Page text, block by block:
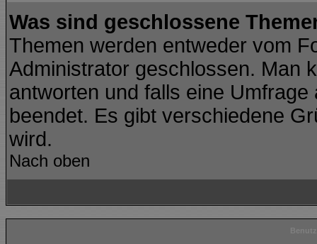
Was sind geschlossene
Themen werden entweder vom
Administrator geschlossen. Man
antworten und falls eine
beendet. Es gibt verschiedene
wird.
Nach oben